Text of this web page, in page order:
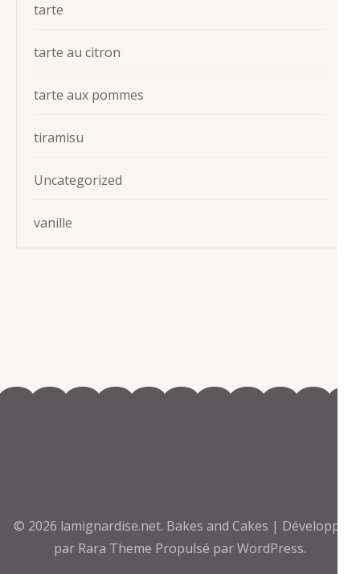
tarte
tarte au citron
tarte aux pommes
tiramisu
Uncategorized
vanille
© 2026 lamignardise.net. Bakes and Cakes | Développé
par Rara Theme Propulsé parWordPress.